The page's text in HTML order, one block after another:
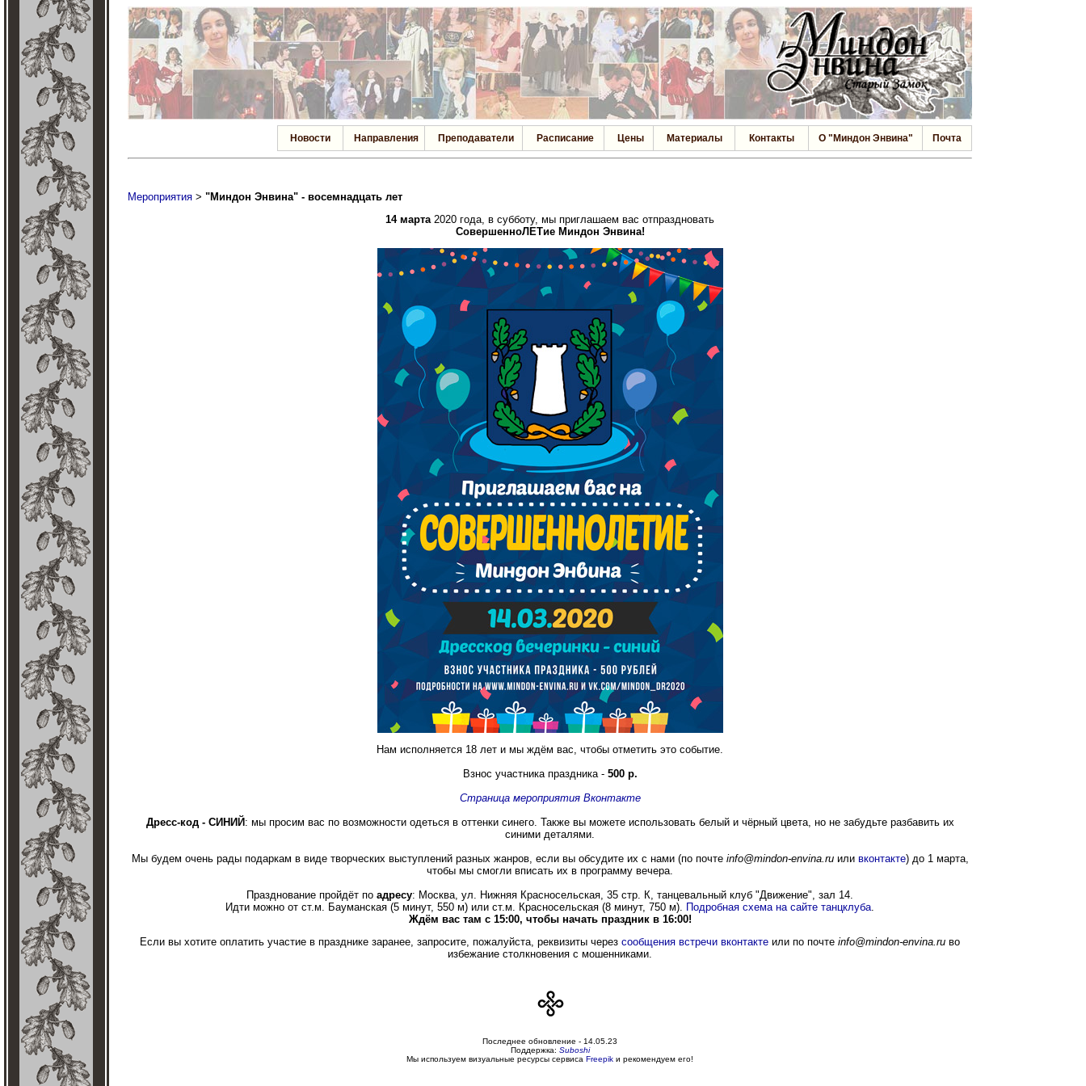
Новости Направления Преподаватели Расписание Цены Материалы Контакты О "Миндон Энвина" Почта
Мероприятия > "Миндон Энвина" - восемнадцать лет
14 марта2020 года, в субботу, мы приглашаем вас отпраздновать
СовершенноЛЕТие Миндон Энвина!
Нам исполняется 18 лет и мы ждём вас, чтобы отметить это событие.
Взнос участника праздника - 500 р.
Страница мероприятия Вконтакте
Дресс-код - СИНИЙ : мы просим вас по возможности одеться в оттенки синего. Также вы можете использовать белый и чёрный цвета, но не забудьте разбавить их
синими деталями.
Мы будем очень рады подаркам в виде творческих выступлений разных жанров, если вы обсудите их с нами (по почте info@mindon-envina.ruили вконтакте) до 1 марта,
чтобы мы смогли вписать их в программу вечера.
Празднование пройдёт по адресу: Москва, ул. Нижняя Красносельская, 35 стр. К, танцевальный клуб "Движение", зал 14.
Идти можно от ст.м. Бауманская (5 минут, 550 м) или ст.м. Красносельская (8 минут, 750 м). Подробная схема на сайте танцклуба.
Ждём вас там с 15:00, чтобы начать праздник в 16:00!
Если вы хотите оплатить участие в празднике заранее, запросите, пожалуйста, реквизиты через сообщения встречи вконтакте или по почте info@mindon-envina.ru во
избежание столкновения с мошенниками.
Последнее обновление - 14.05.23
Поддержка: Suboshi
Мы используем визуальные ресурсы сервиса Freepik и рекомендуем его!